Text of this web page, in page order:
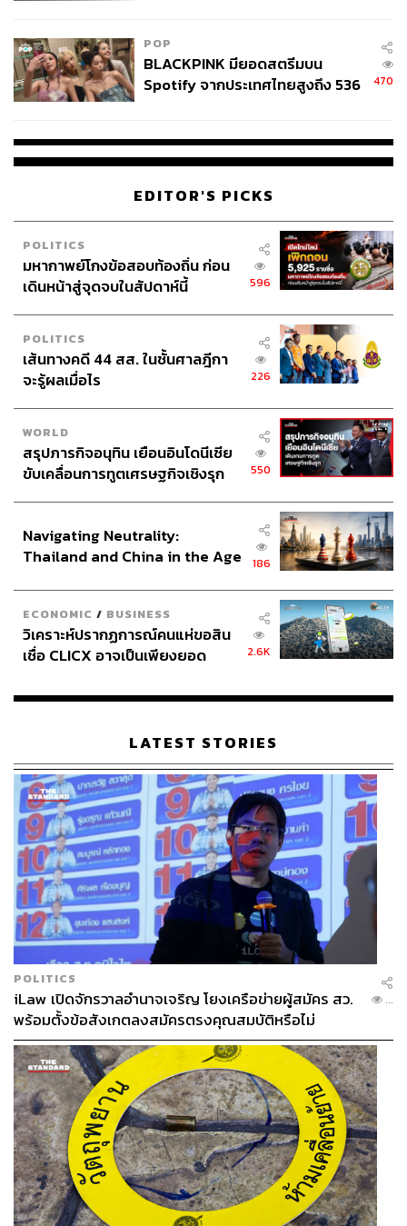
POP
BLACKPINK มียอดสตรีมบน
Spotify จากประเทศไทยสูงถึง 536
470
EDITOR'S PICKS
POLITICS
มหากาพย์โกงข้อสอบท้องถิ่น ก่อน
เดินหน้าสู่จุดจบในสัปดาห์นี้
596
POLITICS
เส้นทางคดี 44 สส. ในชั้นศาลฎีกา
จะรู้ผลเมื่อไร
226
WORLD
สรุปภารกิจอนุทิน เยือนอินโดนีเซีย
ขับเคลื่อนการทูตเศรษฐกิจเชิงรุก
550
Navigating Neutrality:
Thailand and China in the Age
186
ECONOMIC / BUSINESS
วิเคราะห์ปรากฏการณ์คนแห่ขอสิน
เชื่อ CLICX อาจเป็นเพียงยอด
เรือนไทยที่ถูกซุกไว้
2.6K
LATEST STORIES
POLITICS
iLaw เปิดจักรวาลอำนาจเจริญ โยงเครือข่ายผู้สมัคร สว.
พร้อมตั้งข้อสังเกตลงสมัครตรงคุณสมบัติหรือไม่
...